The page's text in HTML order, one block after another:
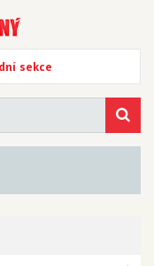
sekce